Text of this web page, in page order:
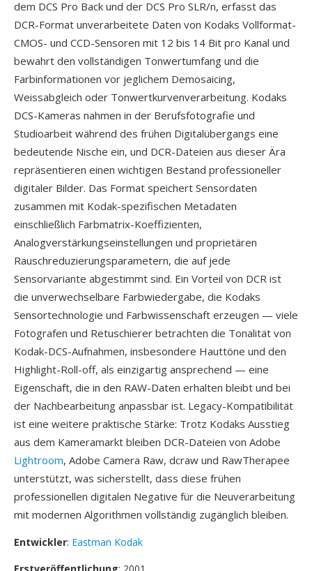
dem DCS Pro Back und der DCS Pro SLR/n, erfasst das
DCR-Format unverarbeitete Daten von Kodaks Vollformat-
CMOS- und CCD-Sensoren mit 12 bis 14 Bit pro Kanal und
bewahrt den vollständigen Tonwertumfang und die
Farbinformationen vor jeglichem Demosaicing,
Weissabgleich oder Tonwertkurvenverarbeitung. Kodaks
DCS-Kameras nahmen in der Berufsfotografie und
Studioarbeit während des frühen Digitalübergangs eine
bedeutende Nische ein, und DCR-Dateien aus dieser Ära
repräsentieren einen wichtigen Bestand professioneller
digitaler Bilder. Das Format speichert Sensordaten
zusammen mit Kodak-spezifischen Metadaten
einschließlich Farbmatrix-Koeffizienten,
Analogverstärkungseinstellungen und proprietären
Rauschreduzierungsparametern, die auf jede
Sensorvariante abgestimmt sind. Ein Vorteil von DCR ist
die unverwechselbare Farbwiedergabe, die Kodaks
Sensortechnologie und Farbwissenschaft erzeugen — viele
Fotografen und Retuschierer betrachten die Tonalität von
Kodak-DCS-Aufnahmen, insbesondere Hauttöne und den
Highlight-Roll-off, als einzigartig ansprechend — eine
Eigenschaft, die in den RAW-Daten erhalten bleibt und bei
der Nachbearbeitung anpassbar ist. Legacy-Kompatibilität
ist eine weitere praktische Stärke: Trotz Kodaks Ausstieg
aus dem Kameramarkt bleiben DCR-Dateien von Adobe
Lightroom, Adobe Camera Raw, dcraw und RawTherapee
unterstützt, was sicherstellt, dass diese frühen
professionellen digitalen Negative für die Neuverarbeitung
mit modernen Algorithmen vollständig zugänglich bleiben.
Entwickler: Eastman Kodak